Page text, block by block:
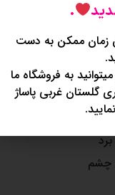
چشم
.
زمان ممکن به دست
به فروشگاه ما
تهران، جنت آباد مرکزی ، 20 متری گلستان غربی پاساژ